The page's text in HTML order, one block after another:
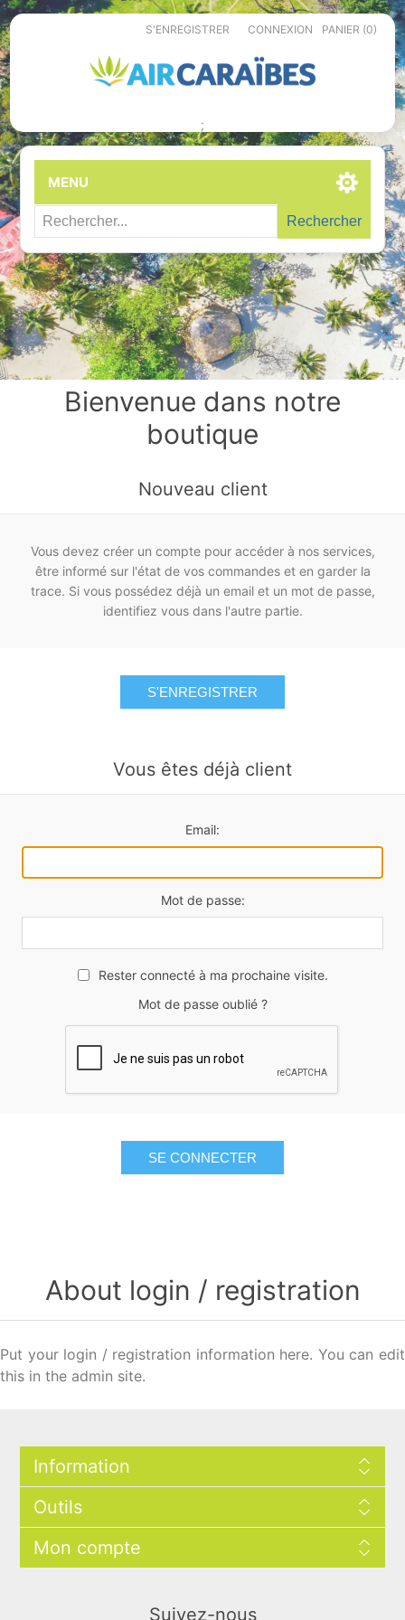
S'ENREGISTRER CONNEXION PANIER (0)
;
MENU
Rechercher
Bienvenue dans notre
boutique
Nouveau client
Vous devez créer un compte pour accéder à nos services,
être informé sur l'état de vos commandes et en garder la
trace. Si vous possédez déjà un email et un mot de passe,
identifiez vous dans l'autre partie.
S'ENREGISTRER
Vous êtes déjà client
Email:
Mot de passe:
Rester connecté à ma prochaine visite.
Mot de passe oublié ?
SE CONNECTER
About login / registration
Put your login / registration information here. You can edit
this in the admin site.
Information
Outils
Mon compte
Suivez-nous